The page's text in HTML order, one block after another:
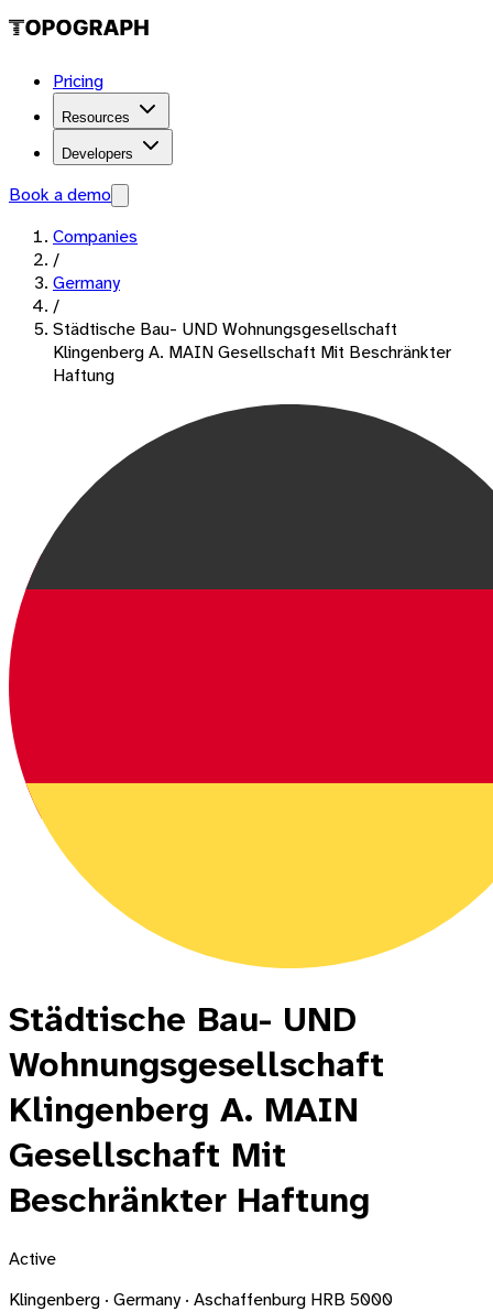
Pricing
Resources
Developers
Book a demo
Companies
/
Germany
/
Städtische Bau- UND Wohnungsgesellschaft
Klingenberg A. MAIN Gesellschaft Mit Beschränkter
Haftung
Städtische Bau- UND
Wohnungsgesellschaft
Klingenberg A. MAIN
Gesellschaft Mit
Beschränkter Haftung
Active
Klingenberg · Germany · Aschaffenburg HRB 5000